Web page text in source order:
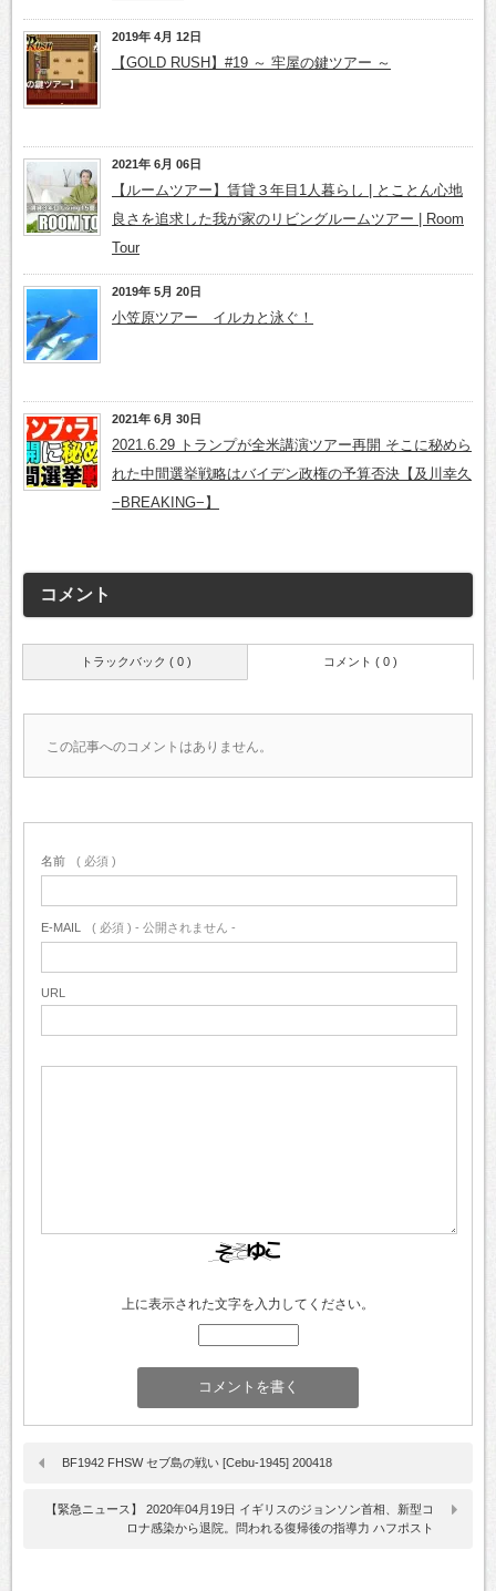
2019年 4月 12日
【GOLD RUSH】#19 ～ 牢屋の鍵ツアー ～
2021年 6月 06日
【ルームツアー】賃貸３年目1人暮らし | とことん心地
良さを追求した我が家のリビングルームツアー | Room
Tour
2019年 5月 20日
小笠原ツアー イルカと泳ぐ！
2021年 6月 30日
2021.6.29 トランプが全米講演ツアー再開 そこに秘めら
れた中間選挙戦略はバイデン政権の予算否決【及川幸久
−BREAKING−】
コメント
トラックバック ( 0 ) コメント ( 0 )
この記事へのコメントはありません。
名前 ( 必須 )
E-MAIL ( 必須 ) - 公開されません -
URL
上に表示された文字を入力してください。
BF1942 FHSW セブ島の戦い [Cebu-1945] 200418
【緊急ニュース】 2020年04月19日 イギリスのジョンソン首相、新型コ
ロナ感染から退院。問われる復帰後の指導力 ハフポスト